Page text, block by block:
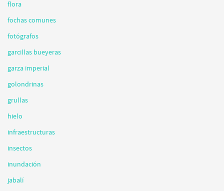
flora
fochas comunes
fotógrafos
garcillas bueyeras
garza imperial
golondrinas
grullas
hielo
infraestructuras
insectos
inundación
jabalí